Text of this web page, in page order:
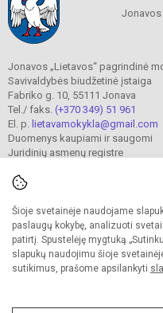
Šioje svetainėje naudojame
paslaugų kokybę, analizuoti
patirtį. Spustelėję mygtuką
slapukų naudojimu šioje
sutikimus, prašome apsilankyti
Jonavos
Jonavos „Lietavos“ pagrindinė
Savivaldybės biudžetinė įstaiga
Fabriko g. 10, 55111 Jonava
Tel./ faks. (+370 349) 51 961
El. p. lietavamokykla@gmail.com
Duomenys kaupiami ir saugomi
Juridinių asmenų registre
© 2023. Jonavos Lietavos
Kopijuoti turinį be raštiško įstaigos
Prieinamumo
svetainę